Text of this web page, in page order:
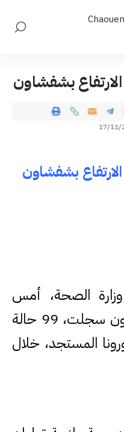
بشفشاون
بشفشاون
الصحة، أمس
الإثنين، أن مدينة شفشاون سجلت، 99 حالة
المستجد، خلال